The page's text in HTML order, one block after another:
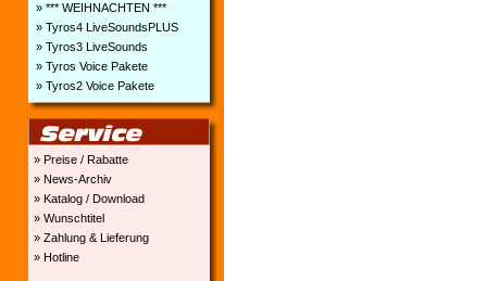
» *** WEIHNACHTEN ***
» Tyros4 LiveSoundsPLUS
» Tyros3 LiveSounds
» Tyros Voice Pakete
» Tyros2 Voice Pakete
» Preise / Rabatte
» News-Archiv
» Katalog / Download
» Wunschtitel
» Zahlung & Lieferung
» Hotline